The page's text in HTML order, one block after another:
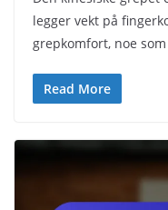
legger vekt på
grepkomfort, noe
Read More